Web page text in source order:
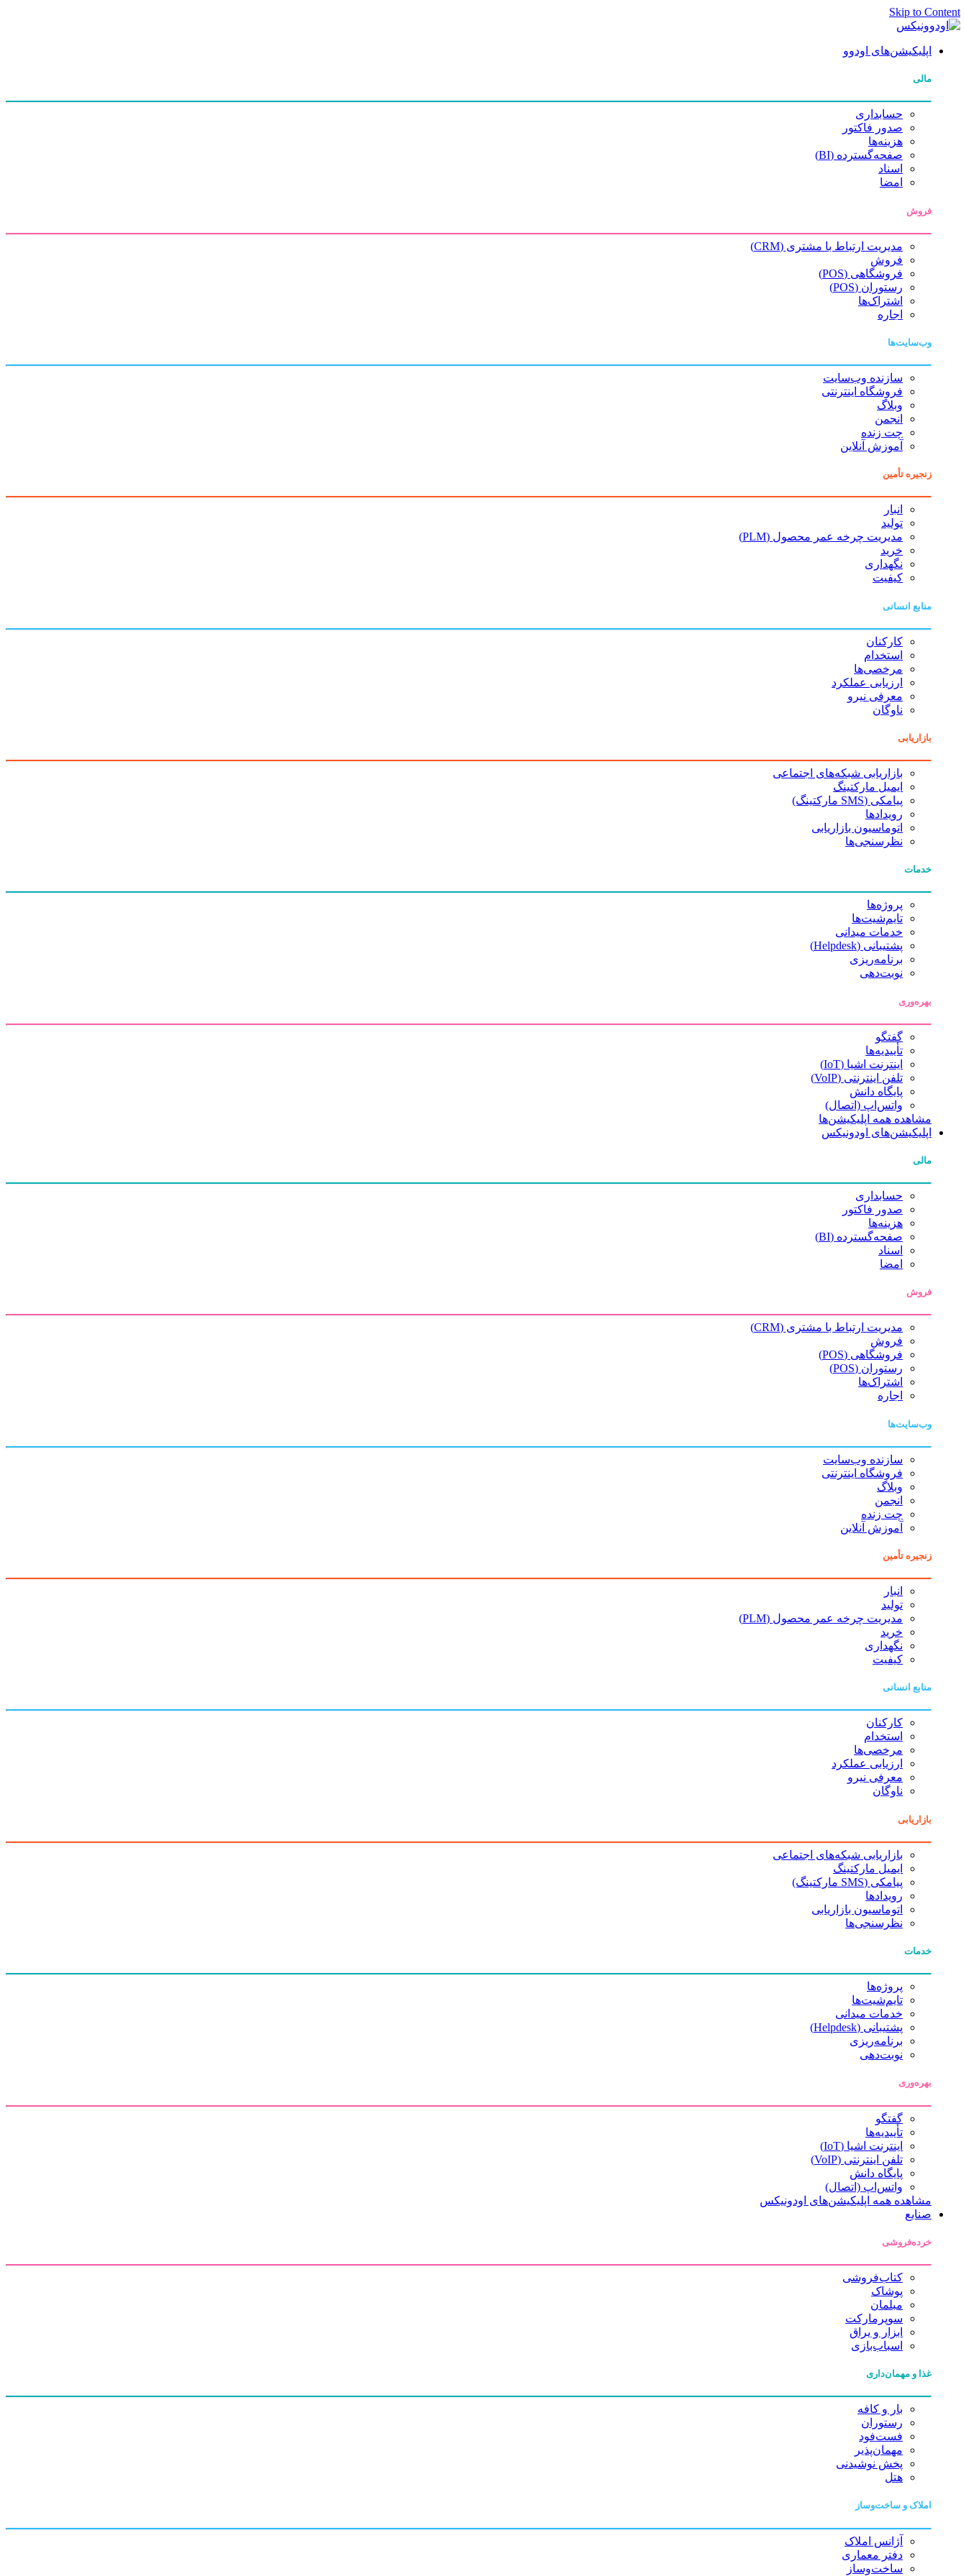
Skip to Content
اپلیکیشن‌های اودوو
مالی
حسابداری
صدور فاکتور
هزینه‌ها
صفحه‌گسترده (BI)
اسناد
امضا
فروش
مدیریت ارتباط با مشتری (CRM)
فروش
فروشگاهی (POS)
رستوران (POS)
اشتراک‌ها
اجاره
وب‌سایت‌ها
سازنده وب‌سایت
فروشگاه اینترنتی
وبلاگ
انجمن
چت زنده
آموزش آنلاین
زنجیره تأمین
انبار
تولید
مدیریت چرخه عمر محصول (PLM)
خرید
نگهداری
کیفیت
منابع انسانی
کارکنان
استخدام
مرخصی‌ها
ارزیابی عملکرد
معرفی نیرو
ناوگان
بازاریابی
بازاریابی شبکه‌های اجتماعی
ایمیل مارکتینگ
پیامکی (SMS مارکتینگ)
رویدادها
اتوماسیون بازاریابی
نظرسنجی‌ها
خدمات
پروژه‌ها
تایم‌شیت‌ها
خدمات میدانی
پشتیبانی (Helpdesk)
برنامه‌ریزی
نوبت‌دهی
بهره‌وری
گفتگو
تأییدیه‌ها
اینترنت اشیا (IoT)
تلفن اینترنتی (VoIP)
پایگاه دانش
واتس‌اپ (اتصال)
مشاهده همه اپلیکیشن‌ها
اپلیکیشن‌های اودونیکس
مالی
حسابداری
صدور فاکتور
هزینه‌ها
صفحه‌گسترده (BI)
اسناد
امضا
فروش
مدیریت ارتباط با مشتری (CRM)
فروش
فروشگاهی (POS)
رستوران (POS)
اشتراک‌ها
اجاره
وب‌سایت‌ها
سازنده وب‌سایت
فروشگاه اینترنتی
وبلاگ
انجمن
چت زنده
آموزش آنلاین
زنجیره تأمین
انبار
تولید
مدیریت چرخه عمر محصول (PLM)
خرید
نگهداری
کیفیت
منابع انسانی
کارکنان
استخدام
مرخصی‌ها
ارزیابی عملکرد
معرفی نیرو
ناوگان
بازاریابی
بازاریابی شبکه‌های اجتماعی
ایمیل مارکتینگ
پیامکی (SMS مارکتینگ)
رویدادها
اتوماسیون بازاریابی
نظرسنجی‌ها
خدمات
پروژه‌ها
تایم‌شیت‌ها
خدمات میدانی
پشتیبانی (Helpdesk)
برنامه‌ریزی
نوبت‌دهی
بهره‌وری
گفتگو
تأییدیه‌ها
اینترنت اشیا (IoT)
تلفن اینترنتی (VoIP)
پایگاه دانش
واتس‌اپ (اتصال)
مشاهده همه اپلیکیشن‌های اودونیکس
صنایع
خرده‌فروشی
کتاب‌فروشی
پوشاک
مبلمان
سوپرمارکت
ابزار و یراق
اسباب‌بازی
غذا و مهمان‌داری
بار و کافه
رستوران
فست‌فود
مهمان‌پذیر
پخش نوشیدنی
هتل
املاک و ساخت‌وساز
آژانس املاک
دفتر معماری
ساخت‌وساز